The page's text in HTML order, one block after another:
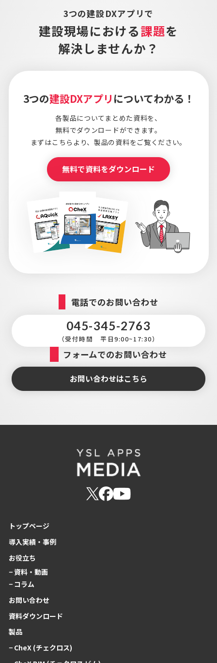
3つの建設DXアプリで
建設現場における課題を
解決しませんか？
3つの建設DXアプリ についてわかる！
各製品についてまとめた資料を、
無料でダウンロードができます。
まずはこちらより、製品の資料をご覧ください。
無料で資料をダウンロード
電話でのお問い合わせ
045-345-2763
（受付時間 平日9:00~17:30）
フォームでのお問い合わせ
お問い合わせはこちら
トップページ
導入実績・事例
お役立ち
− 資料・動画
− コラム
お問い合わせ
資料ダウンロード
製品
− CheX (チェクロス)